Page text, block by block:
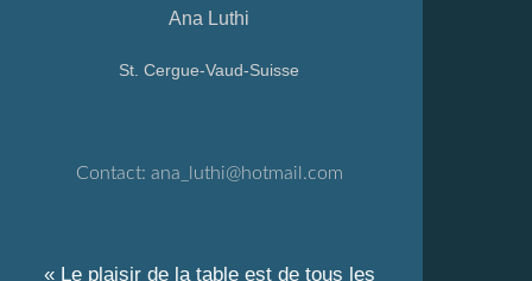
Ana Luthi
St. Cergue-Vaud-Suisse
Contact: ana_luthi@hotmail.com
« Le plaisir de la table est de tous les